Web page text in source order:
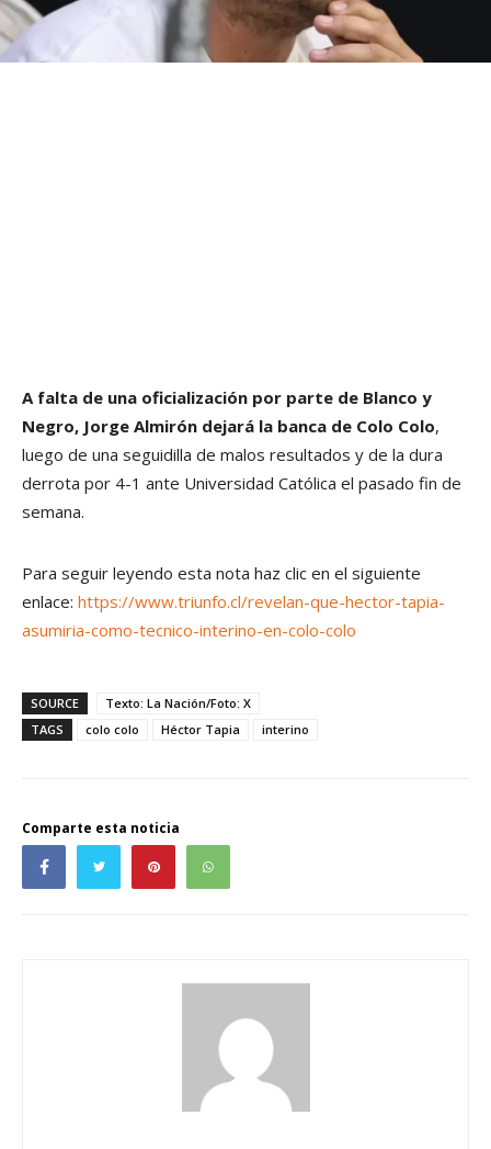
A falta de una oficialización por parte de Blanco y
Negro, Jorge Almirón dejará la banca de Colo Colo,
luego de una seguidilla de malos resultados y de la dura
derrota por 4-1 ante Universidad Católica el pasado fin de
semana.
Para seguir leyendo esta nota haz clic en el siguiente
enlace: https://www.triunfo.cl/revelan-que-hector-tapia-
asumiria-como-tecnico-interino-en-colo-colo
SOURCE
Texto: La Nación/Foto: X
TAGS
colo colo Héctor Tapia interino
Comparte esta noticia